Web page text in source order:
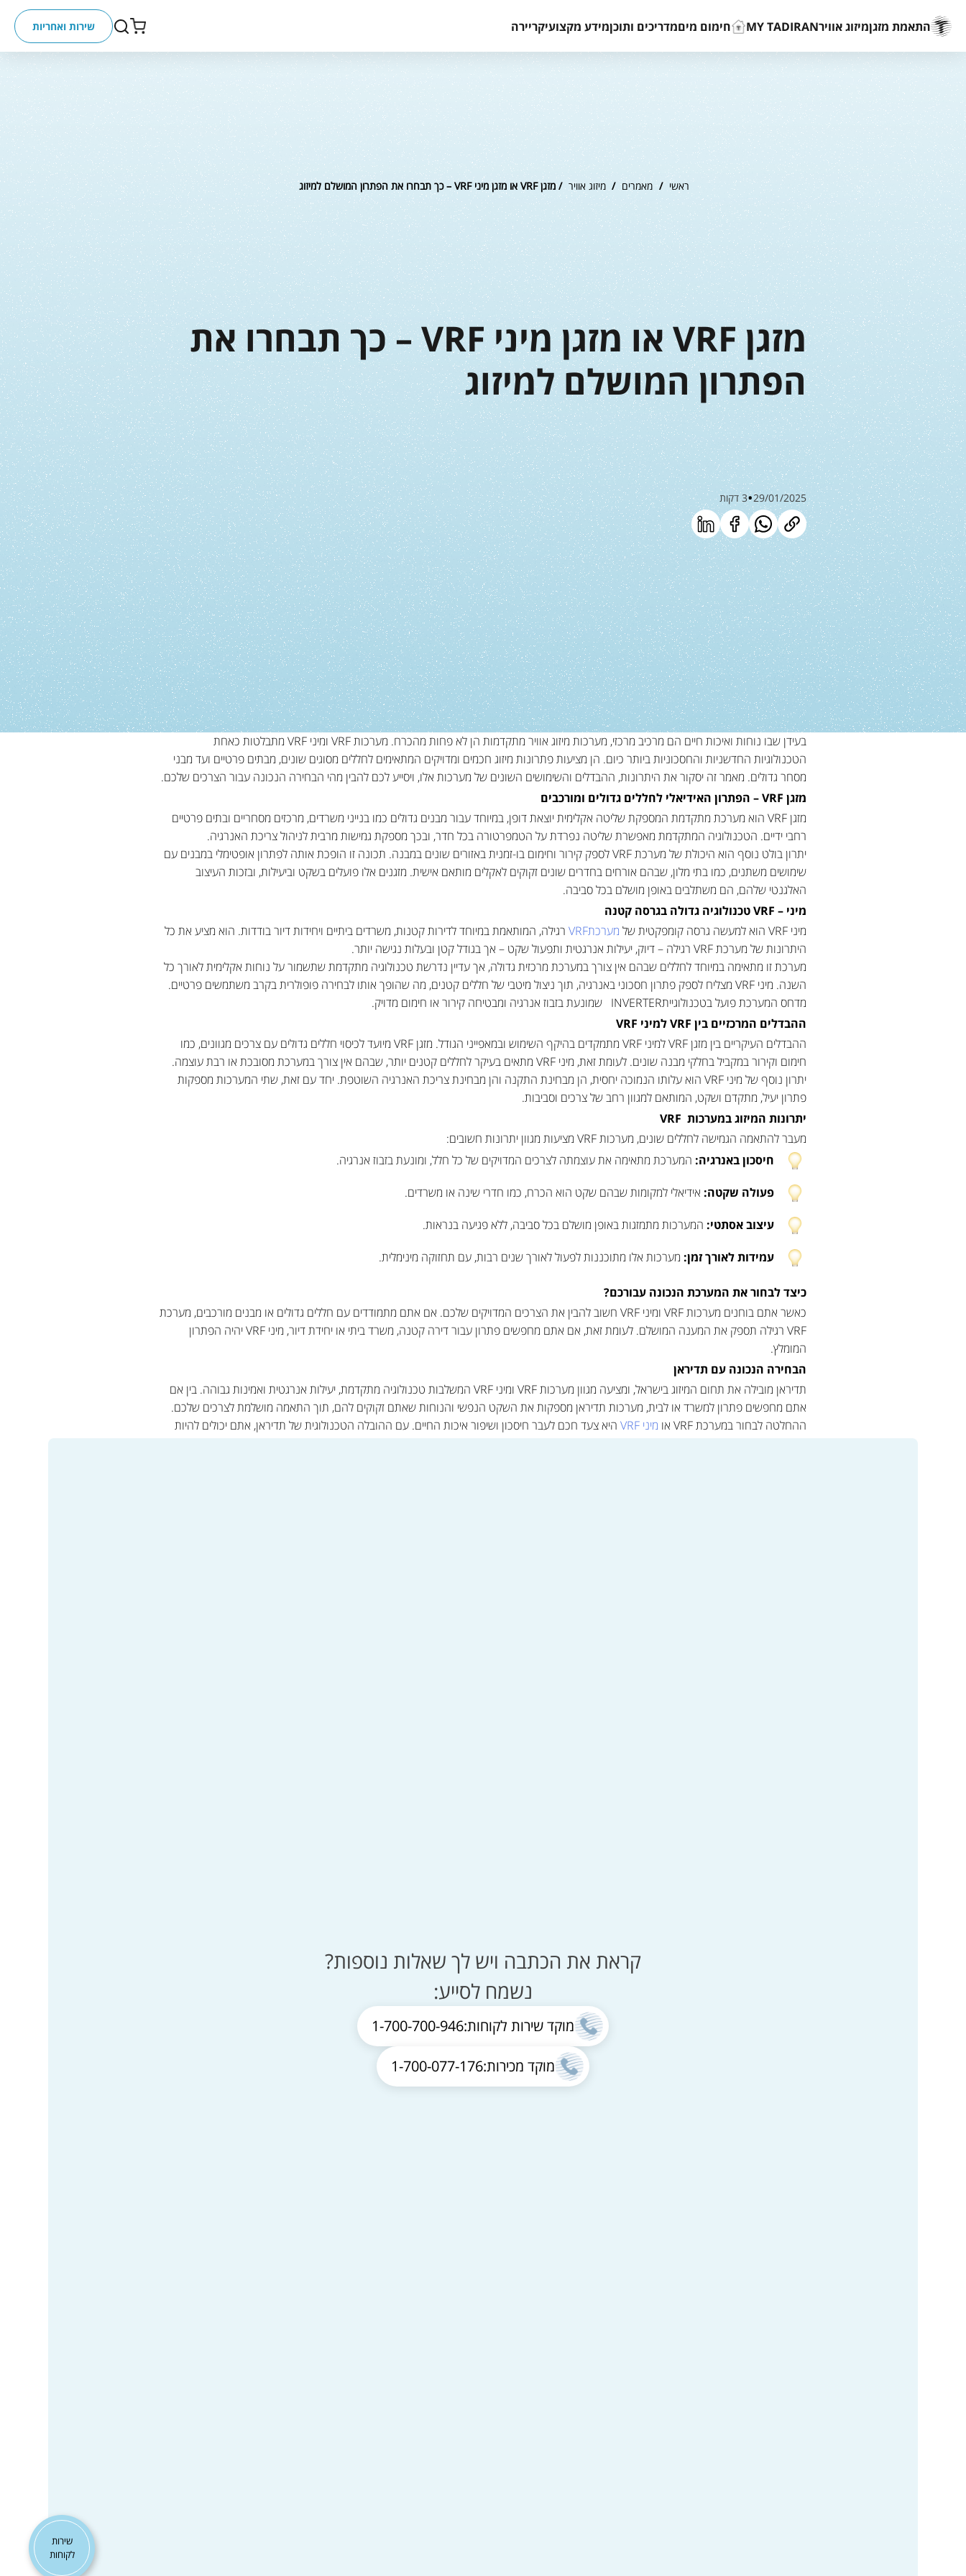
התאמת מזגןמיזוג אווירMY TADIRAN חימום מיםמדריכים ותוכןמידע מקצועיקריירה שירות ואחריות
ראשי / מאמרים / מיזוג אוויר / מזגן VRF או מזגן מיני VRF – כך תבחרו את הפתרון המושלם למיזוג
מזגן VRF או מזגן מיני VRF – כך תבחרו את
הפתרון המושלם למיזוג
29/01/2025 3 דקות
בעידן שבו נוחות ואיכות חיים הם מרכיב מרכזי, מערכות מיזוג אוויר מתקדמות הן לא פחות מהכרח. מערכות VRF ומיני VRF מתבלטות כאחת
הטכנולוגיות החדשניות והחסכוניות ביותר כיום. הן מציעות פתרונות מיזוג חכמים ומדויקים המתאימים לחללים מסוגים שונים, מבתים פרטיים ועד מבני
מסחר גדולים. מאמר זה יסקור את היתרונות, ההבדלים והשימושים השונים של מערכות אלו, ויסייע לכם להבין מהי הבחירה הנכונה עבור הצרכים שלכם.
מזגן
הפתרון האידיאלי לחללים גדולים ומורכבים
מזגן VRF הוא מערכת מתקדמת המספקת שליטה אקלימית יוצאת דופן, במיוחד עבור מבנים גדולים כמו בנייני משרדים, מרכזים מסחריים ובתים פרטיים
רחבי ידיים. הטכנולוגיה המתקדמת מאפשרת שליטה נפרדת על הטמפרטורה בכל חדר, ובכך מספקת גמישות מרבית לניהול צריכת האנרגיה.
יתרון בולט נוסף הוא היכולת של מערכת VRF לספק קירור וחימום בו-זמנית באזורים שונים במבנה. תכונה זו הופכת אותה לפתרון אופטימלי במבנים עם
שימושים משתנים, כמו בתי מלון, שבהם אורחים בחדרים שונים זקוקים לאקלים מותאם אישית. מזגנים אלו פועלים בשקט וביעילות, ובזכות העיצוב
האלגנטי שלהם, הם משתלבים באופן מושלם בכל סביבה.
מיני – VRF
טכנולוגיה גדולה בגרסה קטנה
מיני VRF הוא למעשה גרסה קומפקטית של
מערכתVRF
רגילה, המותאמת במיוחד לדירות קטנות, משרדים ביתיים ויחידות דיור בודדות. הוא מציע את כל
היתרונות של מערכת VRF רגילה – דיוק, יעילות אנרגטית ותפעול שקט – אך בגודל קטן ובעלות נגישה יותר.
מערכת זו מתאימה במיוחד לחללים שבהם אין צורך במערכת מרכזית גדולה, אך עדיין נדרשת טכנולוגיה מתקדמת שתשמור על נוחות אקלימית לאורך כל
השנה. מיני VRF מצליח לספק פתרון חסכוני באנרגיה, תוך ניצול מיטבי של חללים קטנים, מה שהופך אותו לבחירה פופולרית בקרב משתמשים פרטיים.
מדחס המערכת פועל בטכנולוגייתINVERTER שמונעת בזבוז אנרגיה ומבטיחה קירור או חימום מדויק.
ההבדלים המרכזיים בין
למיני
ההבדלים העיקריים בין מזגן VRF למיני VRF מתמקדים בהיקף השימוש ובמאפייני הגודל. מזגן VRF מיועד לכיסוי חללים גדולים עם צרכים מגוונים, כמו
חימום וקירור במקביל בחלקי מבנה שונים. לעומת זאת, מיני VRF מתאים בעיקר לחללים קטנים יותר, שבהם אין צורך במערכת מסובכת או רבת עוצמה.
יתרון נוסף של מיני VRF הוא עלותו הנמוכה יחסית, הן מבחינת התקנה והן מבחינת צריכת האנרגיה השוטפת. יחד עם זאת, שתי המערכות מספקות
פתרון יעיל, מתקדם ושקט, המותאם למגוון רחב של צרכים וסביבות.
יתרונות המיזוג במערכות
מעבר להתאמה הגמישה לחללים שונים, מערכות VRF מציעות מגוון יתרונות חשובים:
חיסכון באנרגיה: המערכת מתאימה את עוצמתה לצרכים המדויקים של כל חלל, ומונעת בזבוז אנרגיה.
פעולה שקטה: אידיאלי למקומות שבהם שקט הוא הכרח, כמו חדרי שינה או משרדים.
עיצוב אסתטי: המערכות מתמזגות באופן מושלם בכל סביבה, ללא פגיעה בנראות.
עמידות לאורך זמן: מערכות אלו מתוכננות לפעול לאורך שנים רבות, עם תחזוקה מינימלית.
כיצד לבחור את המערכת הנכונה עבורכם?
כאשר אתם בוחנים מערכות VRF ומיני VRF חשוב להבין את הצרכים המדויקים שלכם. אם אתם מתמודדים עם חללים גדולים או מבנים מורכבים, מערכת
VRF רגילה תספק את המענה המושלם. לעומת זאת, אם אתם מחפשים פתרון עבור דירה קטנה, משרד ביתי או יחידת דיור, מיני VRF יהיה הפתרון
המומלץ.
הבחירה הנכונה עם תדיראן
תדיראן מובילה את תחום המיזוג בישראל, ומציעה מגוון מערכות VRF ומיני VRF המשלבות טכנולוגיה מתקדמת, יעילות אנרגטית ואמינות גבוהה. בין אם
אתם מחפשים פתרון למשרד או לבית, מערכות תדיראן מספקות את השקט הנפשי והנוחות שאתם זקוקים להם, תוך התאמה מושלמת לצרכים שלכם.
ההחלטה לבחור במערכת VRF או
מיני VRF
היא צעד חכם לעבר חיסכון ושיפור איכות החיים. עם ההובלה הטכנולוגית של תדיראן, אתם יכולים להיות
קראת את הכתבה ויש לך שאלות נוספות?
נשמח לסייע:
מוקד שירות לקוחות:1-700-700-946
מוקד מכירות:1-700-077-176
שירות
לקוחות